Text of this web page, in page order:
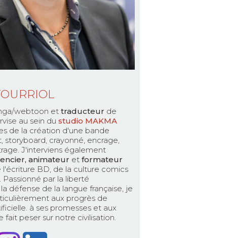
webtoon et traducteur de
au sein du studio MAKMA
de la création d'une bande
storyboard, crayonné, encrage,
J'interviens également
animateur et formateur
BD, de la culture comics
par la liberté
défense de la langue française, je
aux progrès de
à ses promesses et aux
fait peser sur notre civilisation.